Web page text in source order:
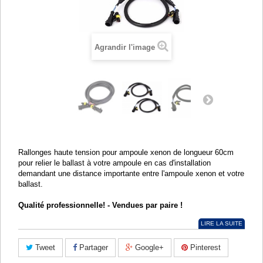
Agrandir l'image
Rallonges haute tension pour ampoule xenon de longueur 60cm
pour relier le ballast à votre ampoule en cas d'installation
demandant une distance importante entre l'ampoule xenon et votre
ballast.
Qualité professionnelle! - Vendues par paire !
LIRE LA SUITE
Tweet Partager Google+ Pinterest